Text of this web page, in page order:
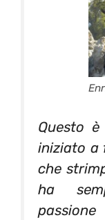
Questo
iniziato a
che
ha